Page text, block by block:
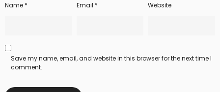
Name * Email * Website
Save my name, email, and website in this browser for the next time I
comment.